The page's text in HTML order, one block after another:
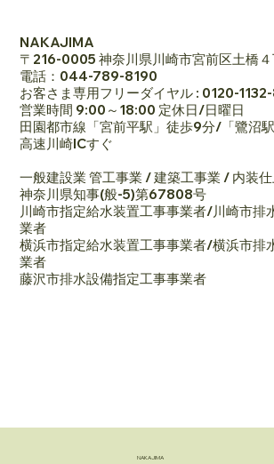
NAKAJIMA
NAKAJIMA
〒216-0005 神奈川県川崎市宮前区土橋
電話：044-789-8190
お客さま専用フリーダイヤル : 0120-
営業時間 9:00～18:00 定休日/日曜日
田園都市線「宮前平駅」徒歩9分/「鷺沼
高速川崎ICすぐ
一般建設業 管工事業 / 建築工事業 / 内装
神奈川県知事(般-5)第67808号
川崎市指定給水装置工事事業者/川崎市排
業者
横浜市指定給水装置工事事業者/横浜市排
業者
藤沢市排水設備指定工事事業者